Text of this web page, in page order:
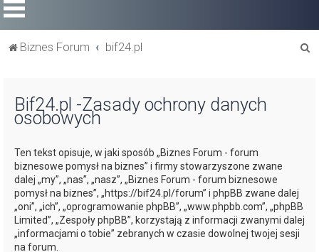
Biznes Forum bif24.pl
Bif24.pl -Zasady ochrony danych
osobowych
Ten tekst opisuje, w jaki sposób „Biznes Forum - forum
biznesowe pomysł na biznes” i firmy stowarzyszone zwane
dalej „my”, „nas”, „nasz”, „Biznes Forum - forum biznesowe
pomysł na biznes”, „https://bif24.pl/forum” i phpBB zwane dalej
„oni”, „ich”, „oprogramowanie phpBB”, „www.phpbb.com”, „phpBB
Limited”, „Zespoły phpBB”, korzystają z informacji zwanymi dalej
„informacjami o tobie” zebranych w czasie dowolnej twojej sesji
na forum.